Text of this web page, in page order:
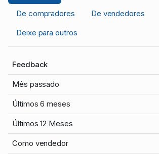
De compradores
De vendedores
Deixe para outros
Feedback
Mês passado
Últimos 6 meses
Últimos 12 Meses
Como vendedor